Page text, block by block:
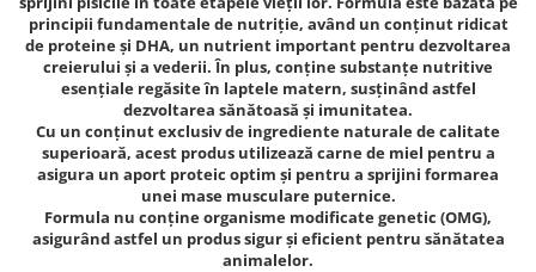
principii fundamentale de nutriție, având un conținut ridicat
de proteine și DHA, un nutrient important pentru dezvoltarea
creierului și a vederii. În plus, conține substanțe nutritive
esențiale regăsite în laptele matern, susținând astfel
dezvoltarea sănătoasă și imunitatea.
Cu un conținut exclusiv de ingrediente naturale de calitate
superioară, acest produs utilizează carne de miel pentru a
asigura un aport proteic optim și pentru a sprijini formarea
unei mase musculare puternice.
Formula nu conține organisme modificate genetic (OMG),
asigurând astfel un produs sigur și eficient pentru sănătatea
animalelor.